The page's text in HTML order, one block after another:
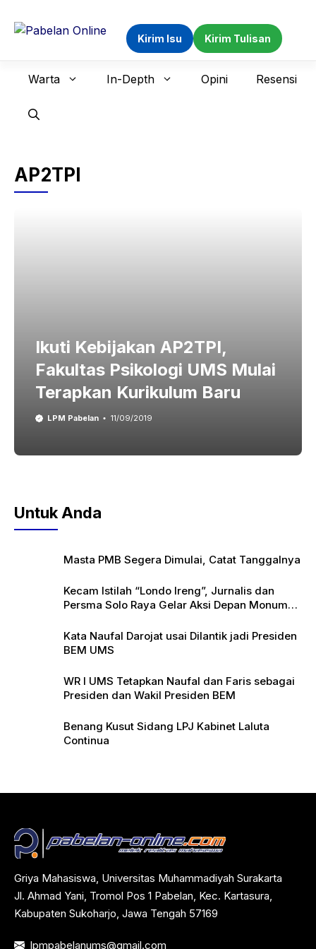
Kirim Isu Kirim Tulisan
Warta In-Depth Opini Resensi
AP2TPI
Ikuti Kebijakan AP2TPI,
Fakultas Psikologi UMS Mulai
Terapkan Kurikulum Baru
LPM Pabelan 11/09/2019
Untuk Anda
Masta PMB Segera Dimulai, Catat Tanggalnya
Kecam Istilah “Londo Ireng”, Jurnalis dan
Persma Solo Raya Gelar Aksi Depan Monumen
Kata Naufal Darojat usai Dilantik jadi Presiden
BEM UMS
WR I UMS Tetapkan Naufal dan Faris sebagai
Presiden dan Wakil Presiden BEM
Benang Kusut Sidang LPJ Kabinet Laluta
Continua
Griya Mahasiswa, Universitas Muhammadiyah Surakarta
Jl. Ahmad Yani, Tromol Pos 1 Pabelan, Kec. Kartasura,
Kabupaten Sukoharjo, Jawa Tengah 57169
lpmpabelanums@gmail.com